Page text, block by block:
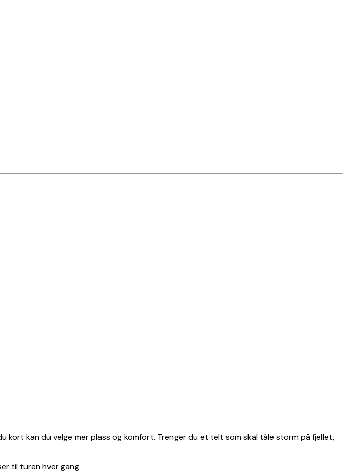
kan du velge mer plass og komfort. Trenger du et telt som skal tåle storm på fjellet,
til turen hver gang.